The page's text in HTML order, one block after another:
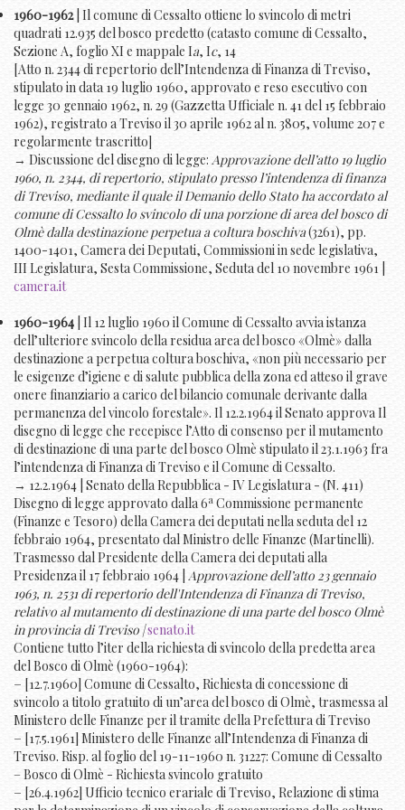
1960-1962| Il comune di Cessalto ottiene lo svincolo di metri
quadrati 12.935 del bosco predetto (catasto comune di Cessalto,
Sezione A, foglio XI e mappale Ia, Ic, 14
[Atto n. 2344 di repertorio dell’Intendenza di Finanza di Treviso,
stipulato in data 19 luglio 1960, approvato e reso esecutivo con
legge 30 gennaio 1962, n. 29 (Gazzetta Ufficiale n. 41 del 15 febbraio
1962), registrato a Treviso il 30 aprile 1962 al n. 3805, volume 207 e
regolarmente trascritto]
→ Discussione del disegno di legge: Approvazione dell’atto 19 luglio
1960, n. 2344, di repertorio, stipulato presso l’intendenza di finanza
di Treviso, mediante il quale il Demanio dello Stato ha accordato al
comune di Cessalto lo svincolo di una porzione di area del bosco di
Olmè dalla destinazione perpetua a coltura boschiva(3261), pp.
1400-1401, Camera dei Deputati, Commissioni in sede legislativa,
III Legislatura, Sesta Commissione, Seduta del 10 novembre 1961 |
camera.it
1960-1964 | Il 12 luglio 1960 il Comune di Cessalto avvia istanza
dell’ulteriore svincolo della residua area del bosco «Olmè» dalla
destinazione a perpetua coltura boschiva, «non più necessario per
le esigenze d’igiene e di salute pubblica della zona ed atteso il grave
onere finanziario a carico del bilancio comunale derivante dalla
permanenza del vincolo forestale». Il 12.2.1964 il Senato approva Il
disegno di legge che recepisce l’Atto di consenso per il mutamento
di destinazione di una parte del bosco Olmè stipulato il 23.1.1963 fra
l’intendenza di Finanza di Treviso e il Comune di Cessalto.
→ 12.2.1964 | Senato della Repubblica - IV Legislatura - (N. 411)
Disegno di legge approvato dalla 6a Commissione permanente
(Finanze e Tesoro) della Camera dei deputati nella seduta del 12
febbraio 1964, presentato dal Ministro delle Finanze (Martinelli).
Trasmesso dal Presidente della Camera dei deputati alla
Presidenza il 17 febbraio 1964 | Approvazione dell’atto 23 gennaio
1963, n. 2531 di repertorio dell'Intendenza di Finanza di Treviso,
relativo al mutamento di destinazione di una parte del bosco Olmè
in provincia di Treviso |senato.it
Contiene tutto l’iter della richiesta di svincolo della predetta area
del Bosco di Olmè (1960-1964):
− [12.7.1960] Comune di Cessalto, Richiesta di concessione di
svincolo a titolo gratuito di un’area del bosco di Olmè, trasmessa al
Ministero delle Finanze per il tramite della Prefettura di Treviso
− [17.5.1961] Ministero delle Finanze all’Intendenza di Finanza di
Treviso. Risp. al foglio del 19-11-1960 n. 31227: Comune di Cessalto
– Bosco di Olmè - Richiesta svincolo gratuito
− [26.4.1962] Ufficio tecnico erariale di Treviso, Relazione di stima